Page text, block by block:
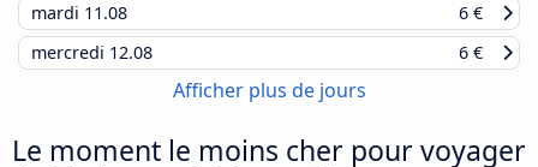
mardi 11.08
6 €
mercredi 12.08 6 €
Afficher plus de jours
Le moment le moins cher pour voyager